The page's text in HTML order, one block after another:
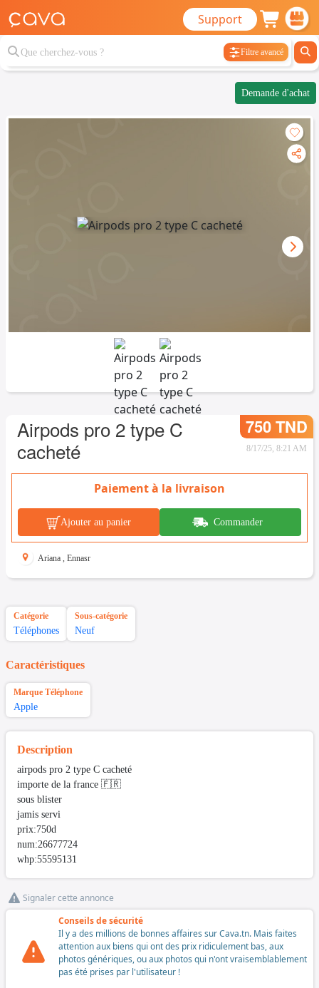
Support
Filtre avancé
Demande d'achat
Airpods pro 2 type C
cacheté
750 TND
8/17/25, 8:21 AM
Paiement à la livraison
Ajouter au panier Commander
Ariana , Ennasr
Catégorie
Téléphones
Sous-catégorie
Neuf
Caractéristiques
Marque Téléphone
Apple
Description
airpods pro 2 type C cacheté
importe de la france 🇫🇷
sous blister
jamis servi
prix:750d
num:26677724
whp:55595131
Signaler cette annonce
Conseils de sécurité
Il y a des millions de bonnes affaires sur Cava.tn. Mais faites
attention aux biens qui ont des prix ridiculement bas, aux
photos génériques, ou aux photos qui n'ont vraisemblablement
pas été prises par l'utilisateur !